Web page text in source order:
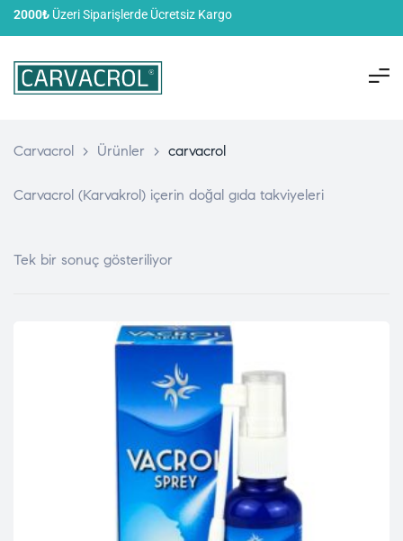
2000₺ Üzeri Siparişlerde Ücretsiz Kargo
Carvacrol > Ürünler > carvacrol
Carvacrol (Karvakrol) içerin doğal gıda takviyeleri
Tek bir sonuç gösteriliyor